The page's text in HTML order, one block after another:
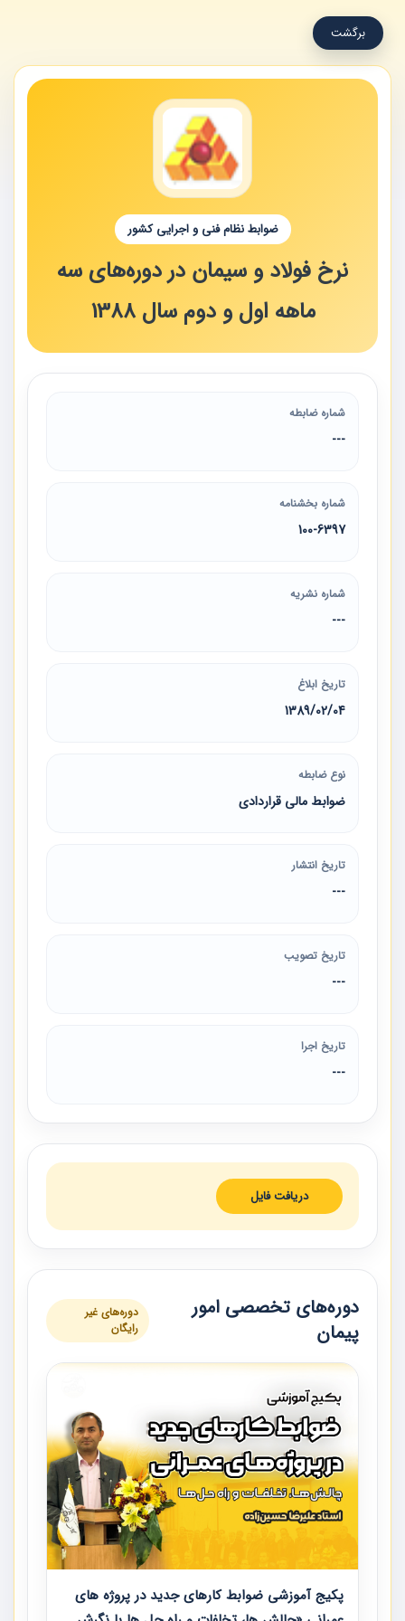
برگشت
ضوابط نظام فنی و اجرایی کشور
نرخ فولاد و سیمان در دوره‌های سه
ماهه اول و دوم سال 1388
شماره ضابطه
---
شماره بخشنامه
100-6397
شماره نشریه
---
تاریخ ابلاغ
1389/02/04
نوع ضابطه
ضوابط مالی قراردادی
تاریخ انتشار
---
تاریخ تصویب
---
تاریخ اجرا
---
دریافت فایل
دوره‌های تخصصی امور
پیمان
دوره‌های غیر
رایگان
پکیج آموزشی ضوابط کارهای جدید در پروژه های